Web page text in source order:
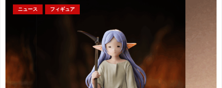
ニュース フィギュア